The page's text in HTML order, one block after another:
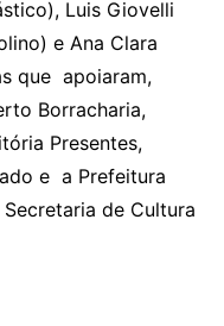
Luis Giovelli
e Ana Clara
que apoiaram,
Borracharia,
Presentes,
e a Prefeitura
de Cultura